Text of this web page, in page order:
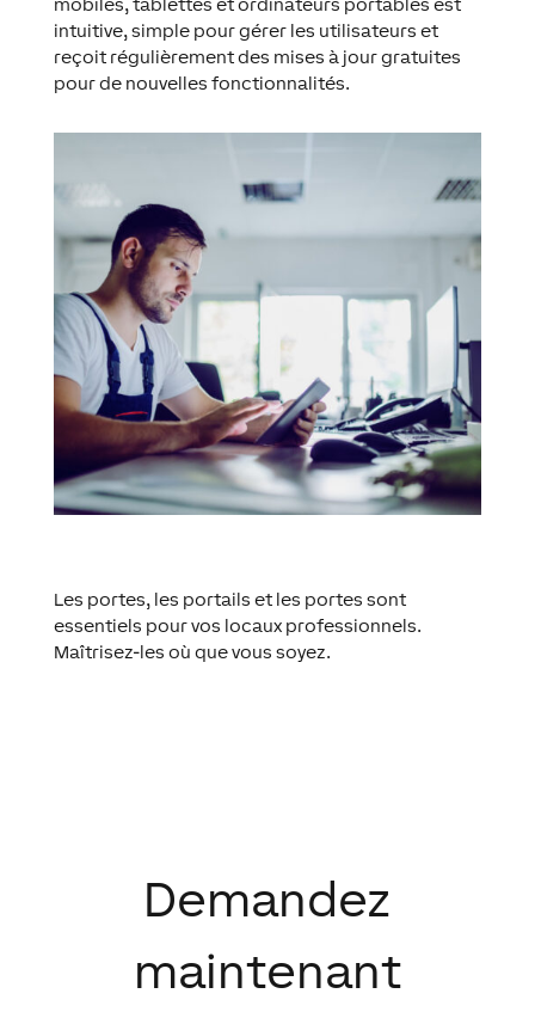
mobiles, tablettes et ordinateurs portables est
intuitive, simple pour gérer les utilisateurs et
reçoit régulièrement des mises à jour gratuites
pour de nouvelles fonctionnalités.
Les portes, les portails et les portes sont
essentiels pour vos locaux professionnels.
Maîtrisez-les où que vous soyez.
Demandez
maintenant